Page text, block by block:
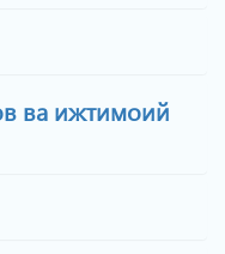
ва ижтимоий